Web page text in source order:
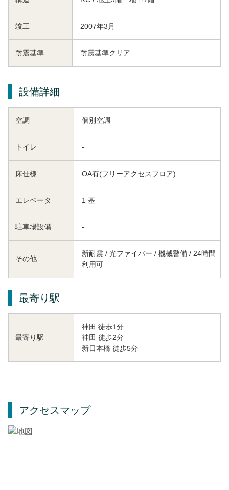
竣工 2007年3月
耐震基準 耐震基準クリア
設備詳細
空調 個別空調
トイレ -
床仕様 OA有(フリーアクセスフロア)
エレベータ 1 基
駐車場設備 -
その他
新耐震 / 光ファイバー / 機械警備 / 24時間
利用可
最寄り駅
最寄り駅
神田 徒歩1分
神田 徒歩2分
新日本橋 徒歩5分
アクセスマップ